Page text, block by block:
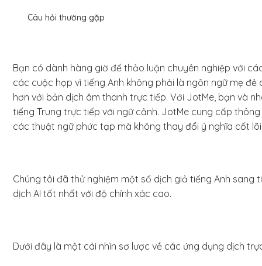
Câu hỏi thường gặp
Bạn có dành hàng giờ để thảo luận chuyên nghiệp với
các cuộc họp vì tiếng Anh không phải là ngôn ngữ mẹ
hơn với bản dịch âm thanh trực tiếp. Với JotMe, bạn và
tiếng Trung trực tiếp với ngữ cảnh. JotMe cung cấp
các thuật ngữ phức tạp mà không thay đổi ý nghĩa cốt
Chúng tôi đã thử nghiệm một số dịch giả tiếng Anh sang
dịch AI tốt nhất với độ chính xác cao.
Dưới đây là một cái nhìn sơ lược về các ứng dụng dịch